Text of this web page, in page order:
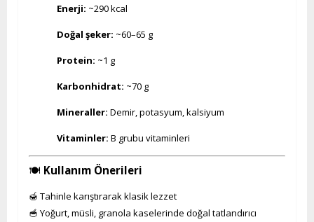
Enerji: ~290 kcal
Doğal şeker: ~60–65 g
Protein: ~1 g
Karbonhidrat: ~70 g
Mineraller: Demir, potasyum, kalsiyum
Vitaminler: B grubu vitaminleri
🍽️ Kullanım Önerileri
🍯 Tahinle karıştırarak klasik lezzet
🥣 Yoğurt, müsli, granola kaselerinde doğal tatlandırıcı